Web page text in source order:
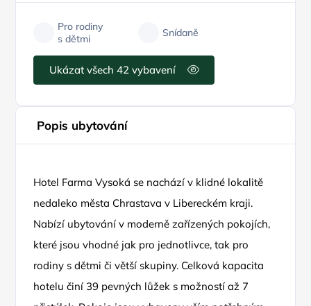
Pro rodiny
s dětmi
Snídaně
Ukázat všech 42 vybavení
Popis ubytování
Hotel Farma Vysoká se nachází v klidné lokalitě
nedaleko města Chrastava v Libereckém kraji.
Nabízí ubytování v moderně zařízených pokojích,
které jsou vhodné jak pro jednotlivce, tak pro
rodiny s dětmi či větší skupiny. Celková kapacita
hotelu činí 39 pevných lůžek s možností až 7